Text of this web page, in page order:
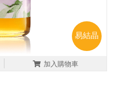
易結晶
加入購物車